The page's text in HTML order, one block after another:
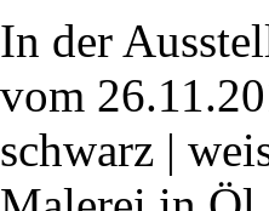
In der
vom
schwarz |